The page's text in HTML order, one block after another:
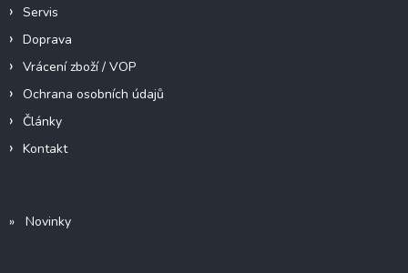
Servis
Doprava
Vrácení zboží / VOP
Ochrana osobních údajů
Články
Kontakt
» Novinky